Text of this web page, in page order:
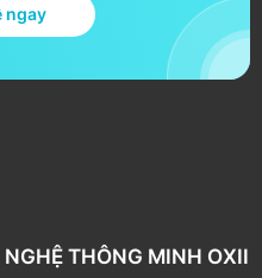
ngay
THÔNG MINH OXII